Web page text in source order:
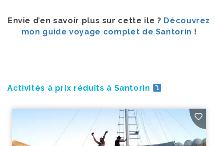
Envie d’en savoir plus sur cette île ? Découvrez
mon guide voyage complet de Santorin !
Activités à prix réduits à Santorin